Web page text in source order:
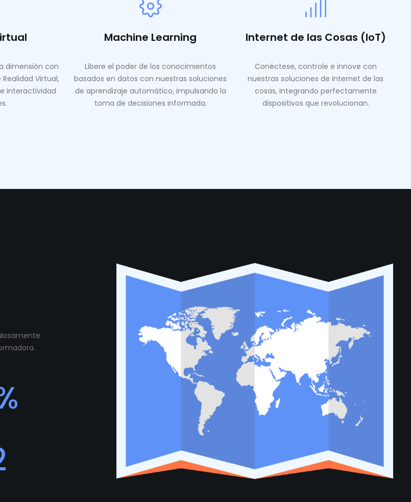
dimensión con
Virtual,
interactividad
Machine Learning
Libere el poder de los conocimientos
basados ​​en datos con nuestras soluciones
de aprendizaje automático, impulsando la
toma de decisiones informada.
Internet de las Cosas (IoT)
Conéctese, controle e innove con
nuestras soluciones de Internet de las
cosas, integrando perfectamente
dispositivos que revolucionan.